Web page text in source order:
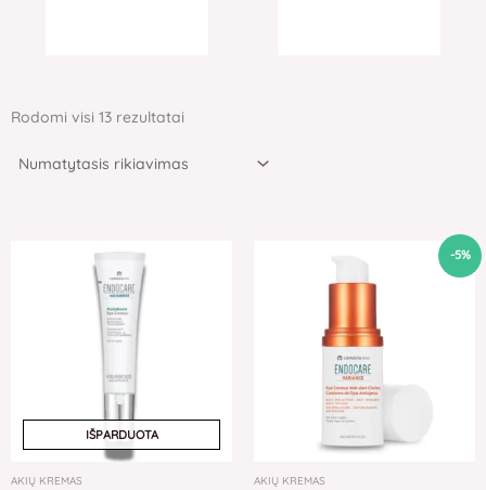
Rodomi visi 13 rezultatai
IŠPARDUOTA
AKIŲ KREMAS
-5%
AKIŲ KREMAS
price
38,00 €.
Current